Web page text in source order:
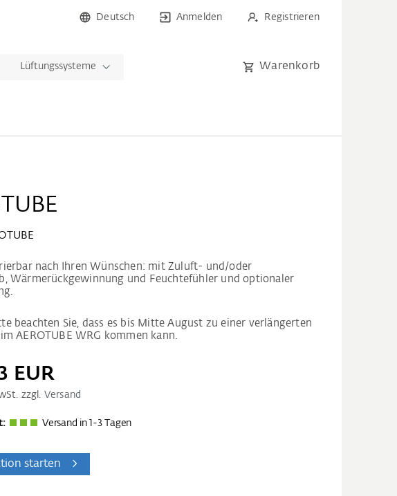
Deutsch Anmelden Registrieren
Lüftungssysteme Warenkorb
nach Ihren Wünschen: mit Zuluft- und/oder
Wärmerückgewinnung und Feuchtefühler und optionaler
beachten Sie, dass es bis Mitte August zu einer verlängerten
AEROTUBE WRG kommen kann.
EUR
zzgl. Versand
Versand in 1-3 Tagen
starten